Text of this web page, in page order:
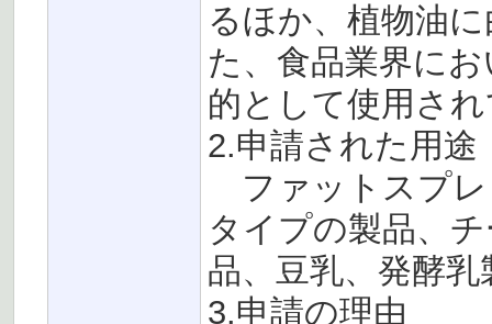
るほか、植物油
た、食品業界に
的として使用さ
2.申請された用途
ファットスプレ
タイプの製品、
品、豆乳、発酵乳
3.申請の理由